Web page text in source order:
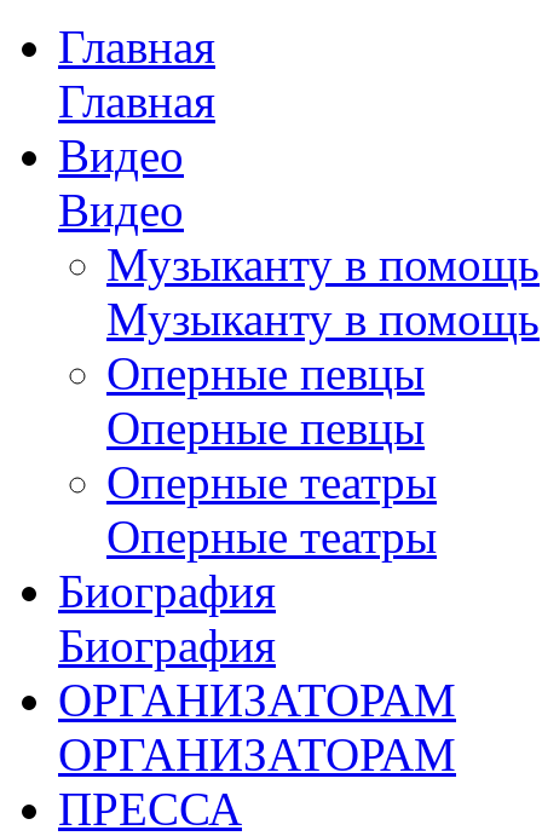
Главная
Главная
Видео
Видео
Музыканту в помощь
Музыканту в помощь
Оперные певцы
Оперные певцы
Оперные театры
Оперные театры
Биография
Биография
ОРГАНИЗАТОРАМ
ОРГАНИЗАТОРАМ
ПРЕССА